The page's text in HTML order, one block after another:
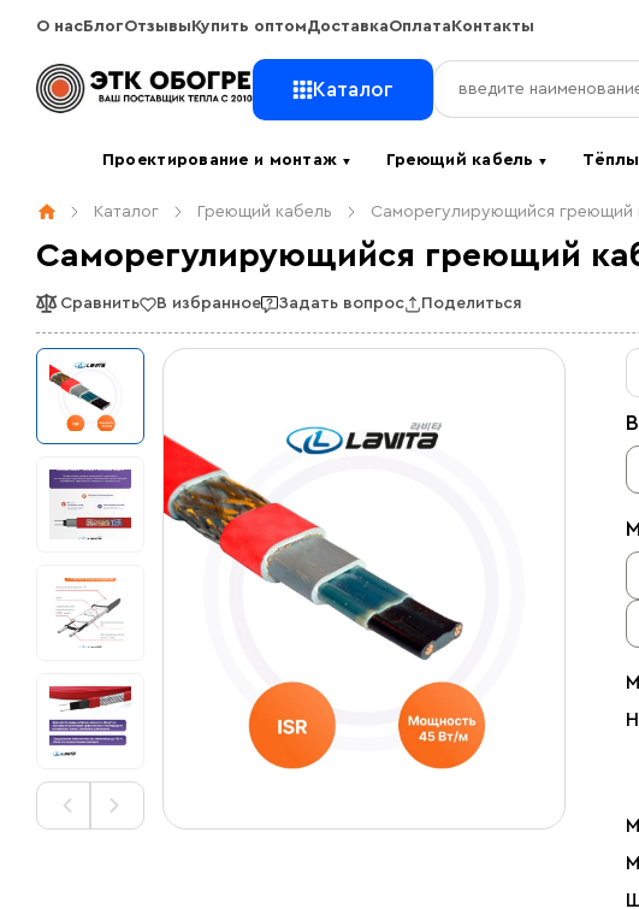
О нас БлогОтзывы Купить оптомДоставкаОплата Контакты
Каталог
Проектирование и монтаж ▼ Греющий кабель▼
Каталог Греющий кабель Саморегулирующийся греющий
Саморегулирующийся греющий
Сравнить В избранное Задать вопрос Поделиться